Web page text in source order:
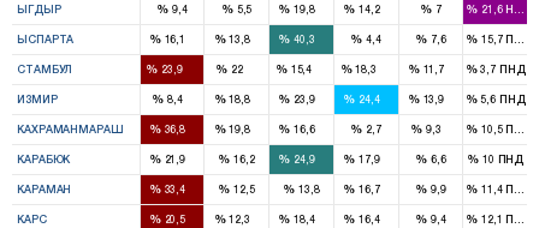
ЫГДЫР % 9,4 %5,5 % 19,8 %14,2 %7 %21,6
ЫСПАРТА %16,1 %13,8 % 40,3 % 4,4 % 7,6 %15,7ПНД
СТАМБУЛ % 23,9 %22 %15,4 %18,3 %11,7 %3,7 ПНД
ИЗМИР % 8,4 %18,8 % 23,9 %24,4 %13,9 %5,6 ПНД
КАХРАМАНМАРАШ %36,8 %19,8 % 16,6 % 2,7 % 9,3 %10,5ПНД
КАРАБЮК %21,9 % 16,2 % 24,9 %17,9 % 6,6 %10 ПНД
КАРАМАН %33,4 % 12,5 % 13,8 %16,7 % 9,9 %11,4ПНД
КАРС %20,5 %12,3 % 18,4 %16,4 % 9,4 %12,1ПНД